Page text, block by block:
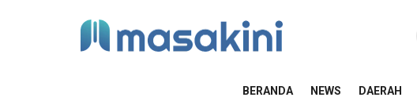
BERANDA NEWS DAERAH